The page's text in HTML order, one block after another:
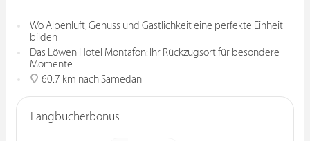
Wo Alpenluft, Genuss und Gastlichkeit eine perfekte Einheit
bilden
Das Löwen Hotel Montafon: Ihr Rückzugsort für besondere
Momente
60.7 km nach Samedan
Langbucherbonus